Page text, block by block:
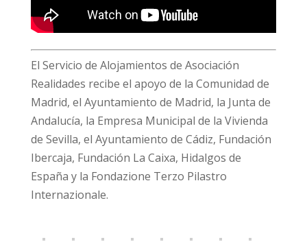
El Servicio de Alojamientos de Asociación
Realidades recibe el apoyo de la Comunidad de
Madrid, el Ayuntamiento de Madrid, la Junta de
Andalucía, la Empresa Municipal de la Vivienda
de Sevilla, el Ayuntamiento de Cádiz, Fundación
Ibercaja, Fundación La Caixa, Hidalgos de
España y la Fondazione Terzo Pilastro
Internazionale.